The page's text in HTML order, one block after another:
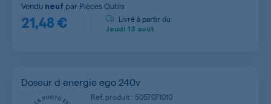
21,48 €
Vendu neuf par Pièces Outils
Livré à partir du
Jeudi 13 août
Doseur d energie ego 240v
Ref. produit : 5057071010